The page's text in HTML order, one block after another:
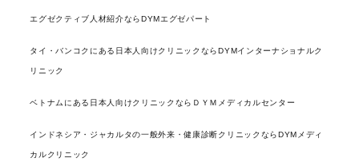
エグゼクティブ人材紹介ならDYMエグゼパート
タイ・バンコクにある日本人向けクリニックならDYMインターナショナルク
リニック
ベトナムにある日本人向けクリニックならＤＹＭメディカルセンター
インドネシア・ジャカルタの一般外来・健康診断クリニックならDYMメディ
カルクリニック